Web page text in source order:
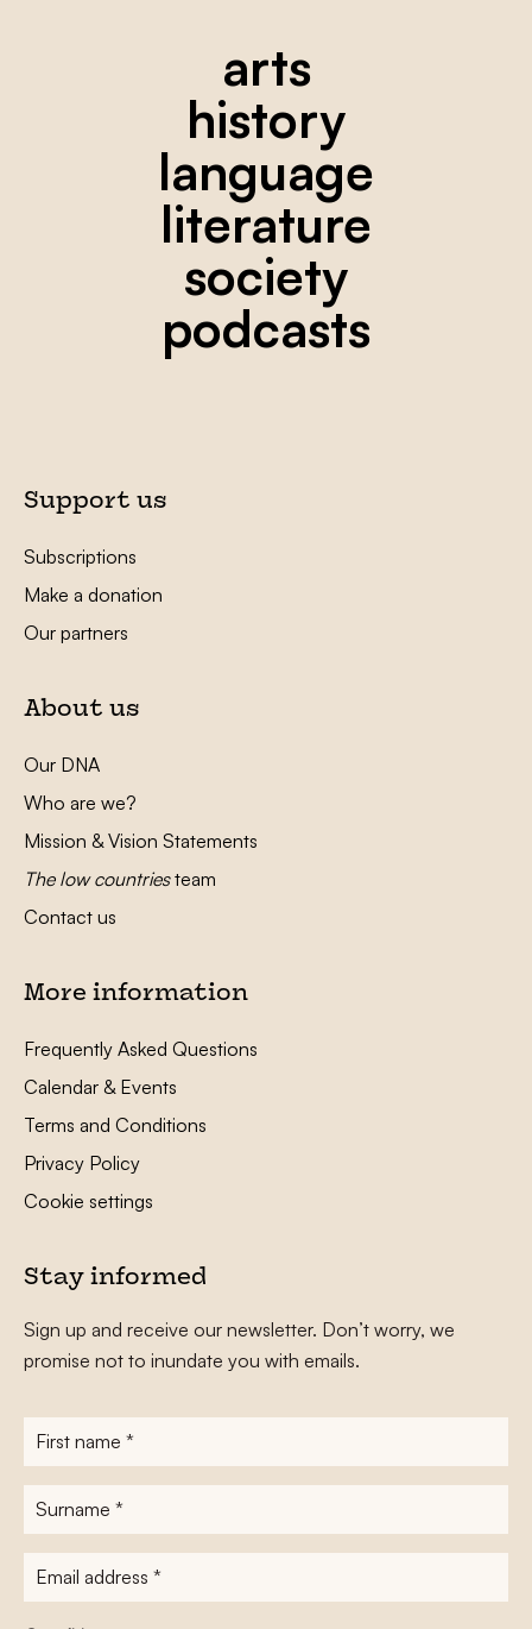
arts
history
language
literature
society
podcasts
Support us
Subscriptions
Make a donation
Our partners
About us
Our DNA
Who are we?
Mission & Vision Statements
The low countriesteam
Contact us
More information
Frequently Asked Questions
Calendar & Events
Terms and Conditions
Privacy Policy
Cookie settings
Stay informed
Sign up and receive our newsletter. Don’t worry, we
promise not to inundate you with emails.
First
name*
Surname
E-
mailadres*